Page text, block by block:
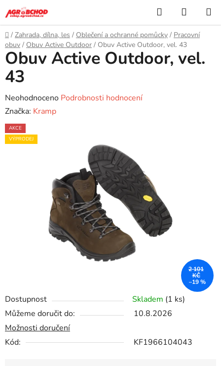
na
obsah
Hledat
KOŠÍK
Domů
/ Zahrada, dílna, les / Oblečení a ochranné pomůcky / Pracovní
obuv / Obuv Active Outdoor / Obuv Active Outdoor, vel. 43
Dostupnost Skladem (1 ks)
Můžeme doručit do:
10.8.2026
Možnosti doručení
Kód:
KF1966104043
Obuv Active Outdoor, vel.
43
Průměrné
hodnocení
produktu
je
Neohodnoceno Podrobnosti hodnocení
Značka: Kramp
AKCE
VÝPRODEJ
2 101
KČ
–19 %